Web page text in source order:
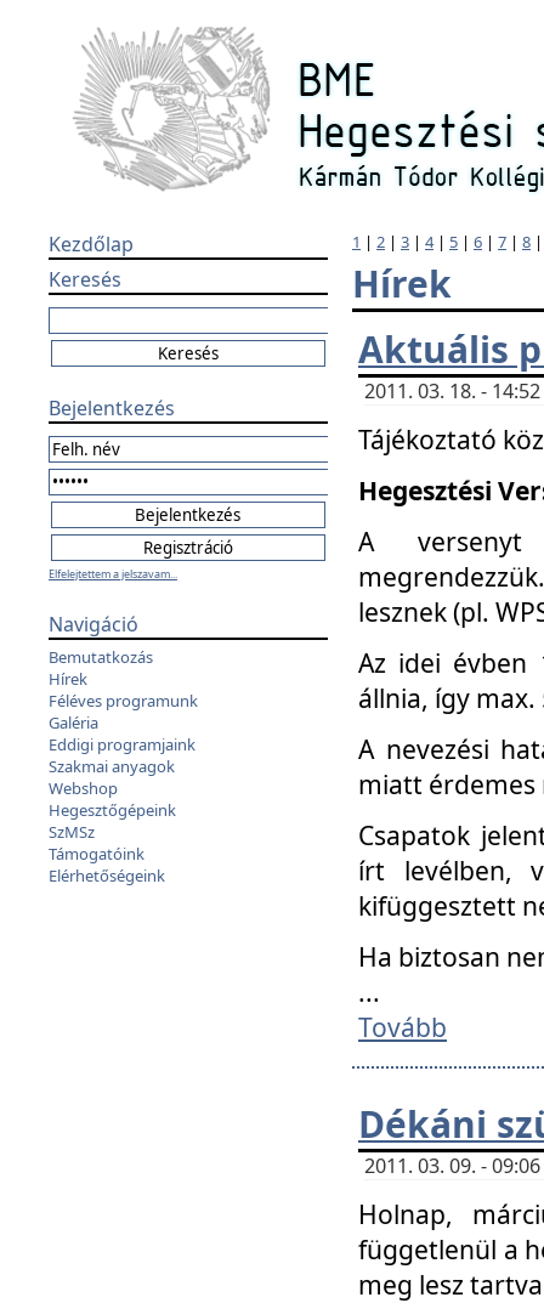
Kezdőlap
Keresés
Bejelentkezés
Elfelejtettem a jelszavam...
Navigáció
Bemutatkozás
Hírek
Féléves programunk
Galéria
Eddigi programjaink
Szakmai anyagok
Webshop
Hegesztőgépeink
SzMSz
Támogatóink
Elérhetőségeink
1 | 2 | 3 | 4| 5 | 6 | 7 | 8
Hírek
Aktuális
2011. 03. 18. -
Tájékoztató
Hegesztési
A versenyt
lesznek (pl.
Az idei évben
állnia, így
A nevezési
miatt érdemes
Csapatok
írt levélben,
kifüggesztett
Ha biztosan
...
Tovább
Dékáni
2011. 03. 09. -
Holnap,
függetlenül a
meg lesz